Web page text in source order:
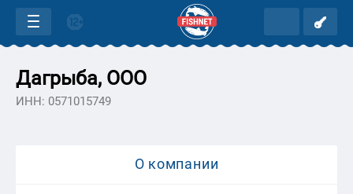
Дагрыба, ООО
ИНН: 0571015749
О компании